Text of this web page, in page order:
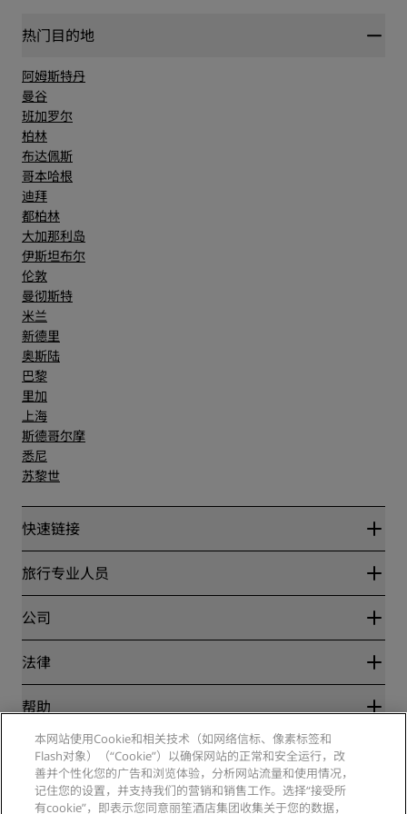
热门目的地
阿姆斯特丹
曼谷
班加罗尔
柏林
布达佩斯
哥本哈根
迪拜
都柏林
大加那利岛
伊斯坦布尔
伦敦
曼彻斯特
米兰
新德里
奥斯陆
巴黎
里加
上海
斯德哥尔摩
悉尼
苏黎世
快速链接
丽赏会
Blog
目的地
丽笙酒店集团APP
体育认证酒店
家庭友好型酒店
健康与安全
旅行专业人员
合作伙伴
公司
丽笙酒店集团
工作机会 RHG
工作机会 PPHE
工作机会 EHL
The Club by RHG
发展机会
责任经营
法律
隐私中心
丽赏会条款和条件
网站使用协议
数字无障碍
现代奴隶制声明
帮助
消费者警示
联系方式
常见问题
网站地图
社交媒体
丽笙酒店集团品牌
本网站使用Cookie和相关技术（如网络信标、像素标签和
Flash对象）（“Cookie”）以确保网站的正常和安全运行，改
善并个性化您的广告和浏览体验，分析网站流量和使用情况，
记住您的设置，并支持我们的营销和销售工作。选择“接受所
有cookie”，即表示您同意丽笙酒店集团收集关于您的数据，